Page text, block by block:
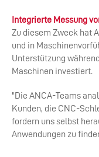
Integrierte Messung
Zu diesem Zweck hat
und in
Unterstützung
Maschinen investiert.
"Die ANCA-Teams
Kunden, die CNC-
fordern uns selbst
Anwendungen zu